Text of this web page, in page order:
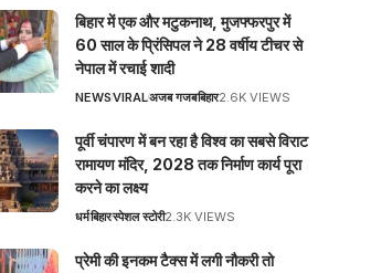
बिहार में एक और मटुकनाथ, मुजफ्फरपुर में
60 साल के प्रिंसिपल ने 28 वर्षीय टीचर से
नेपाल में रचाई शादी
NEWSVIRALअजब गजबबिहार2.6K VIEWS
पूर्वी चंपारण में बन रहा है विश्व का सबसे विराट
रामायण मंदिर, 2028 तक निर्माण कार्य पूरा
करने का लक्ष्य
धर्मबिहारस्पेशल स्टोरी2.3K VIEWS
प्रेमी की इनकम टैक्स में लगी नौकरी तो